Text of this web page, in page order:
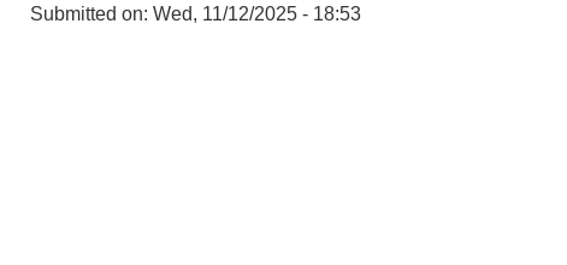
Submitted on: Wed, 11/12/2025 - 18:53